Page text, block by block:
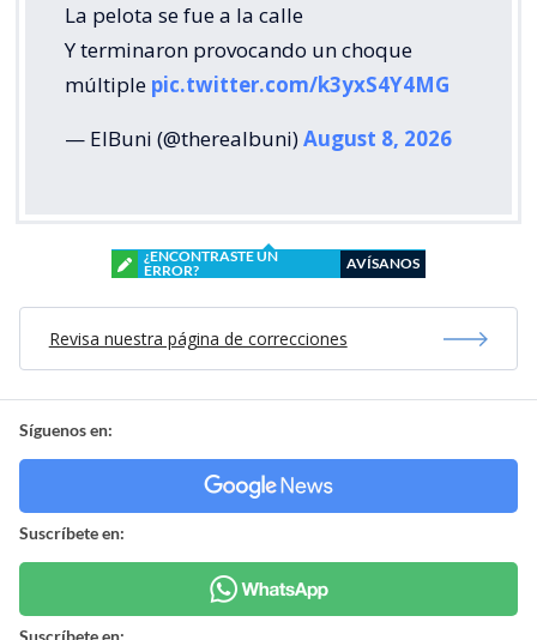
La pelota se fue a la calle
Y terminaron provocando un choque
múltiple pic.twitter.com/k3yxS4Y4MG
— ElBuni (@therealbuni)August 8, 2026
¿ENCONTRASTE UN
ERROR?
AVÍSANOS
Revisa nuestra página de correcciones
Síguenos en:
Suscríbete en: